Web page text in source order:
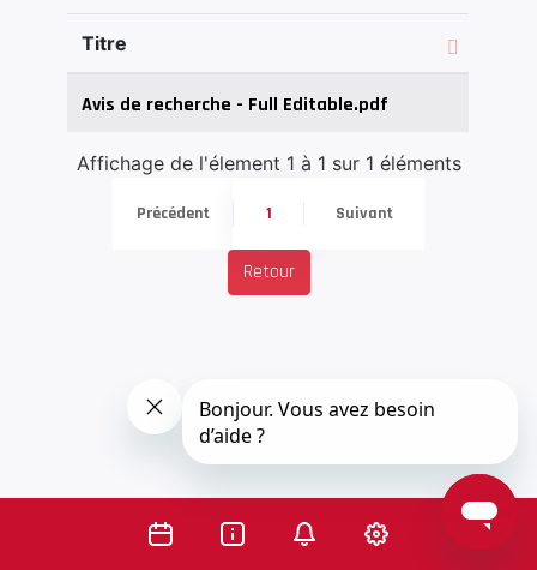
Titre
Avis de recherche - Full Editable.pdf
Affichage de l'élement 1 à 1 sur 1 éléments
Précédent 1 Suivant
Retour